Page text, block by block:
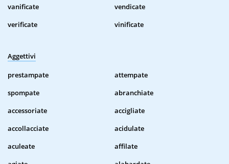
vanificate
vendicate
verificate
vinificate
Aggettivi
prestampate
attempate
spompate
abranchiate
accessoriate
accigliate
accollacciate
acidulate
aculeate
affilate